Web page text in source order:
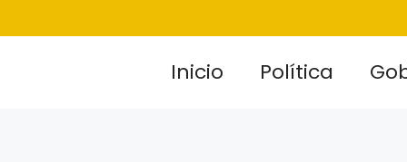
Inicio Política